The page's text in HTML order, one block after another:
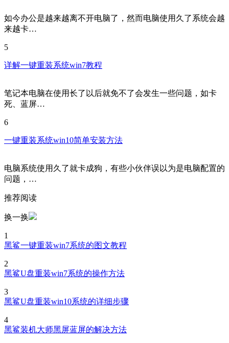
如今办公是越来越离不开电脑了，然而电脑使用久了系统会越
来越卡…
5
详解一键重装系统win7教程
笔记本电脑在使用长了以后就免不了会发生一些问题，如卡
死、蓝屏…
6
一键重装系统win10简单安装方法
电脑系统使用久了就卡成狗，有些小伙伴误以为是电脑配置的
问题，…
推荐阅读
换一换
1
黑鲨一键重装win7系统的图文教程
2
黑鲨U盘重装win7系统的操作方法
3
黑鲨U盘重装win10系统的详细步骤
4
黑鲨装机大师黑屏蓝屏的解决方法